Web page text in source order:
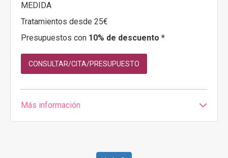
MEDIDA
Tratamientos desde 25€
Presupuestos con 10% de descuento *
CONSULTAR/CITA/PRESUPUESTO
Más información